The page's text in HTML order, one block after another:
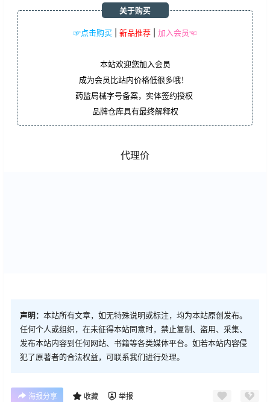
☞点击购买 新品推荐 加入会员☜
关于购买
本站欢迎您加入会员
成为会员比站内价格低很多哦！
药监局械字号备案，实体签约授权
品牌仓库具有最终解释权
代理价
声明： 本站所有文章，如无特殊说明或标注，均为本站原创发布。
任何个人或组织，在未征得本站同意时，禁止复制、盗用、采集、
发布本站内容到任何网站、书籍等各类媒体平台。如若本站内容侵
犯了原著者的合法权益，可联系我们进行处理。
海报分享 收藏 举报